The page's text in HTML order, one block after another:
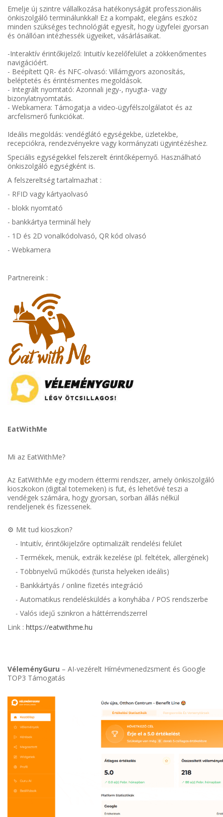
Emelje új szintre vállalkozása hatékonyságát professzionális
önkiszolgáló terminálunkkal! Ez a kompakt, elegáns eszköz
minden szükséges technológiát egyesít, hogy ügyfelei gyorsan
és önállóan intézhessék ügyeiket, vásárlásaikat.
-Interaktív érintőkijelző: Intuitív kezelőfelület a zökkenőmentes
navigációért.
- Beépített QR- és NFC-olvasó: Villámgyors azonosítás,
beléptetés és érintésmentes megoldások.
- Integrált nyomtató: Azonnali jegy-, nyugta- vagy
bizonylatnyomtatás.
- Webkamera: Támogatja a video-ügyfélszolgálatot és az
arcfelismerő funkciókat.
Ideális megoldás: vendéglátó egységekbe, üzletekbe,
recepciókra, rendezvényekre vagy kormányzati ügyintézéshez.
Speciális egységekkel felszerelt érintőképernyő. Használható
önkiszolgáló egységként is.
A felszereltség tartalmazhat :
- RFID vagy kártyaolvasó
- blokk nyomtató
- bankkártya terminál hely
- 1D és 2D vonalkódolvasó, QR kód olvasó
- Webkamera
Partnereink :
EatWithMe
Mi az EatWithMe?
Az EatWithMe egy modern éttermi rendszer, amely önkiszolgáló
kioszkokon (digital totemeken) is fut, és lehetővé teszi a
vendégek számára, hogy gyorsan, sorban állás nélkül
rendeljenek és fizessenek.
⚙️ Mit tud kioszkon?
- Intuitív, érintőkijelzőre optimalizált rendelési felület
- Termékek, menük, extrák kezelése (pl. feltétek, allergének)
- Többnyelvű működés (turista helyeken ideális)
- Bankkártyás / online fizetés integráció
- Automatikus rendelésküldés a konyhába / POS rendszerbe
- Valós idejű szinkron a háttérrendszerrel
Link : https://eatwithme.hu
VéleményGuru – AI-vezérelt Hírnévmenedzsment és Google
TOP3 Támogatás